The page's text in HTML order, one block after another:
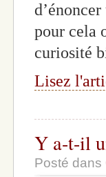
pour cela
curiosité
Lisez
Y a-t-il
Posté dans